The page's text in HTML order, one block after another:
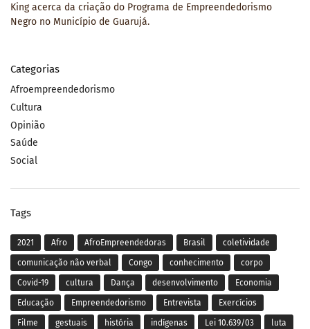
King acerca da criação do Programa de Empreendedorismo
Negro no Município de Guarujá.
Categorias
Afroempreendedorismo
Cultura
Opinião
Saúde
Social
Tags
2021 Afro AfroEmpreendedoras Brasil coletividade
comunicação não verbal Congo conhecimento corpo
Covid-19 cultura Dança desenvolvimento Economia
Educação Empreendedorismo Entrevista Exercícios
Filme gestuais história indígenas Lei 10.639/03 luta